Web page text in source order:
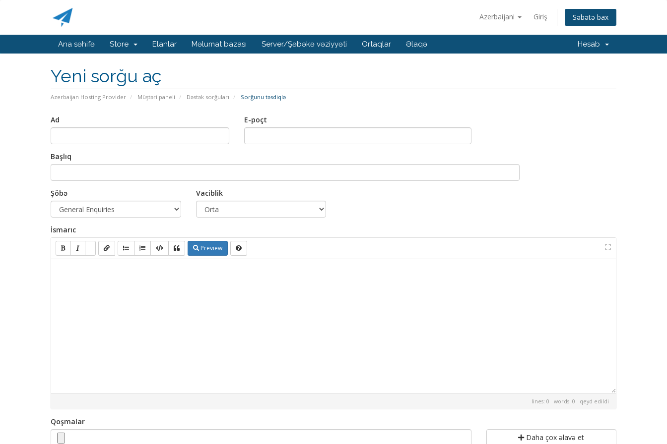
Azerbaijani Giriş Səbətə bax
Ana səhifə Store Elanlar Məlumat bazası Server/Şəbəkə vəziyyəti Ortaqlar Əlaqə Hesab
Yeni sorğu aç
Azerbaijan Hosting Provider Müştəri paneli Dəstək sorğuları Sorğunu təsdiqlə
Ad E-poçt
Başlıq
Şöbə Vaciblik
İsmarıc
Preview
lines: 0 words: 0 qeyd edildi
Qoşmalar
Daha çox əlavə et